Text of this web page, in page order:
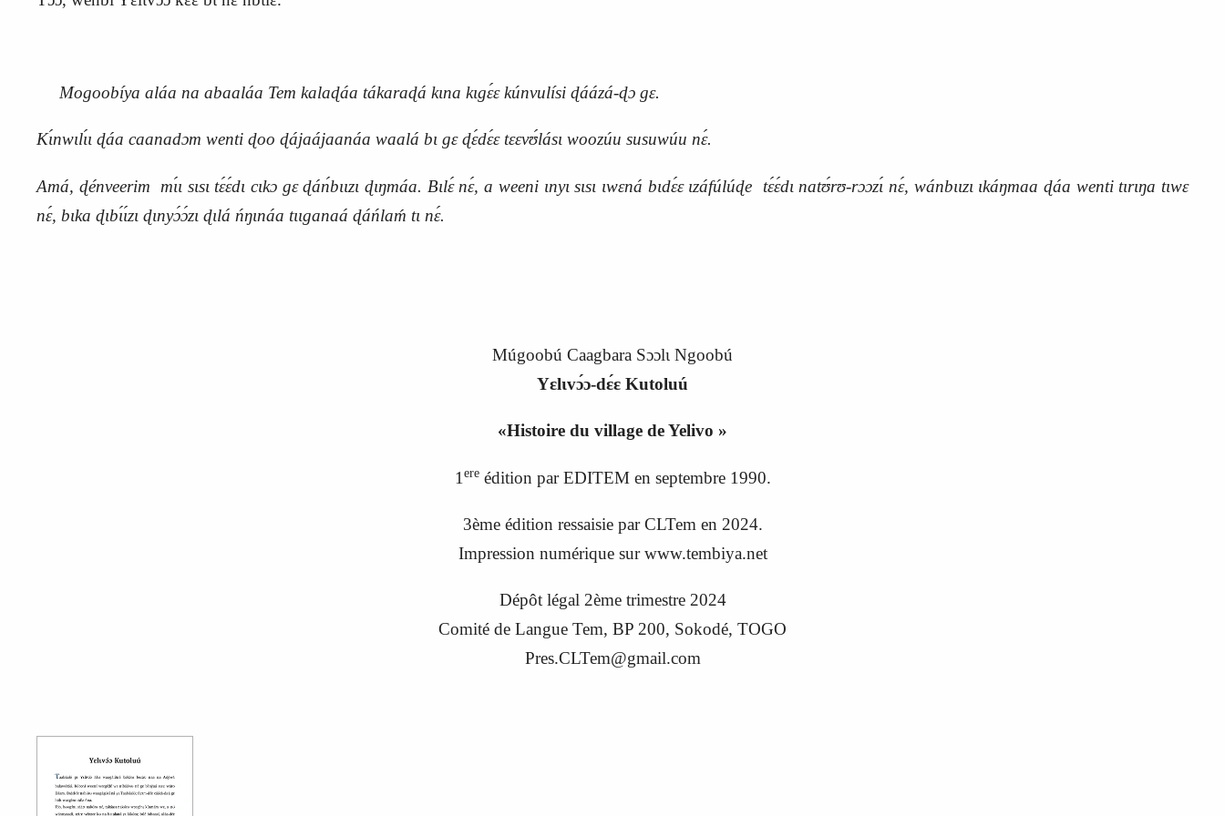
Mogoobíya aláa na abaaláa Tem kalaɖáa tákaraɖá kɩna kɩgɛ́ɛ kúnvulísi ɖáázá-ɖɔ gɛ.
Kɩ́nwɩlɩ́ɩ ɖáa caanadɔm wenti ɖoo ɖájaájaanáa waalá bɩ gɛ ɖɛ́dɛ́ɛ tɛɛvʊ́lásɩ woozúu susuwúu nɛ́.
Amá, ɖénveerim mɩ́ɩ sɩsɩ tɛ́ɛ́dɩ cɩkɔ gɛ ɖánbɩɩzɩ ɖɩŋmáa. Bɩlɛ́ nɛ́, a weeni ɩnyɩ sɩsɩ ɩwɛná bɩdɛ́ɛ ɩzáfúlúɖe tɛ́ɛ́dɩ natʊ́rʊ-rɔɔzɩ́ nɛ́, wánbɩɩzɩ ɩkáŋmaa ɖáa wenti tɩrɩŋa tɩwɛ
nɛ́, bɩka ɖɩbɩ́ɩ́zɩ ɖɩnyɔ́ɔ́zɩ ɖɩlá ńŋɩnáa tɩɩganaá ɖáńlaḿ tɩ nɛ́.
Múgoobú Caagbara Sɔɔlɩ Ngoobú
Yɛlɩvɔ́ɔ‑dɛ́ɛ Kutoluú
«Histoire du village de Yelivo »
1 ereédition par EDITEM en septembre 1990.
3ème édition ressaisie par CLTem en 2024.
Impression numérique sur www.tembiya.net
Dépôt légal 2ème trimestre 2024
Comité de Langue Tem, BP 200, Sokodé, TOGO
Pres.CLTem@gmail.com